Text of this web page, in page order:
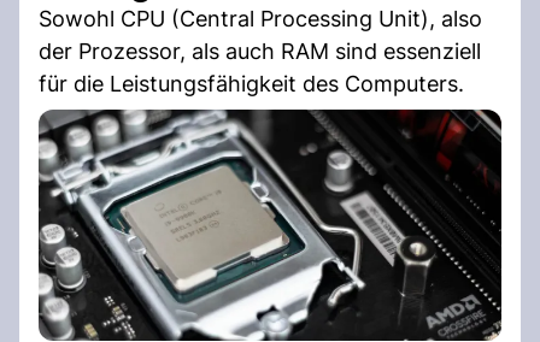
Sowohl CPU (Central Processing Unit), also
der Prozessor, als auch RAM sind essenziell
für die Leistungsfähigkeit des Computers.